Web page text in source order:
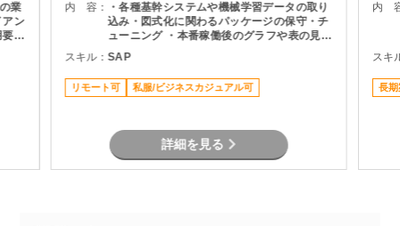
業
件
内 容：
・各種基幹システムや機械学習データの取り
込み・図式化に関わるパッケージの保守・チ
ューニング ・本番稼働後のグラフや表の見栄
え変更、微修正対応 ・メンバーへの知見・技
術習熟のサポート
スキル：SAP
リモート可 私服/ビジネスカジュアル可
詳細を見る
内
スキ
長期